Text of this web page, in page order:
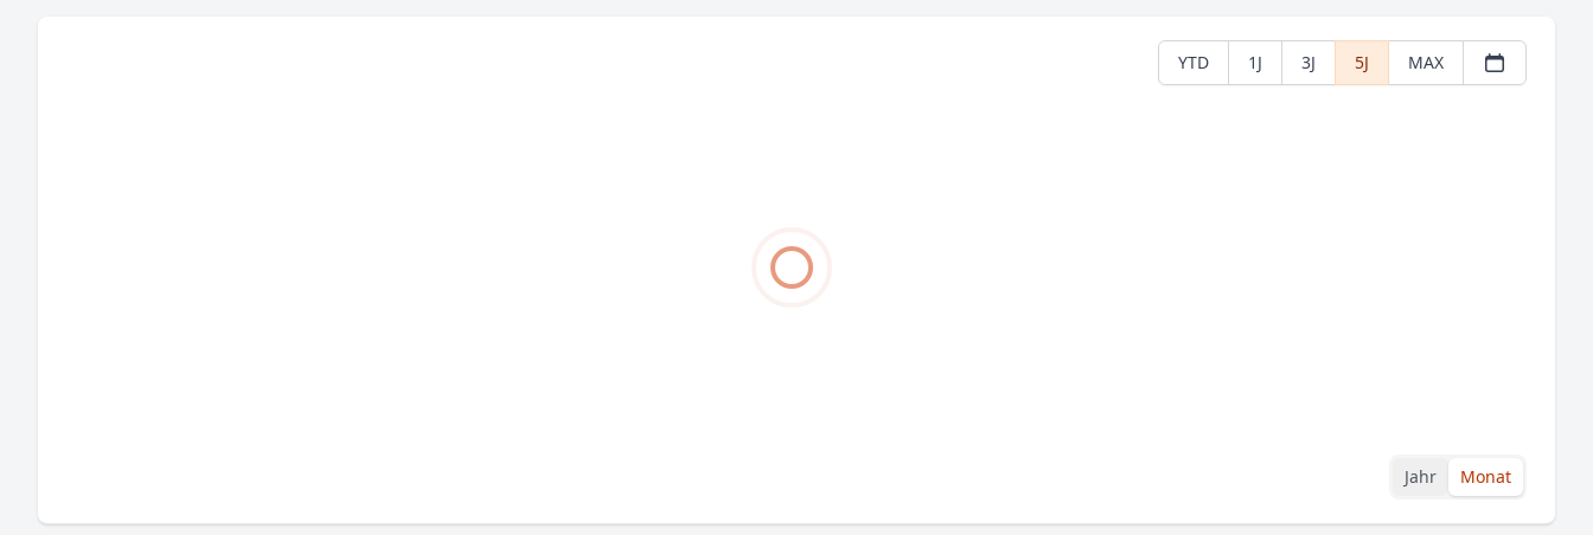
YTD 1J 3J 5J MAX
Jahr Monat